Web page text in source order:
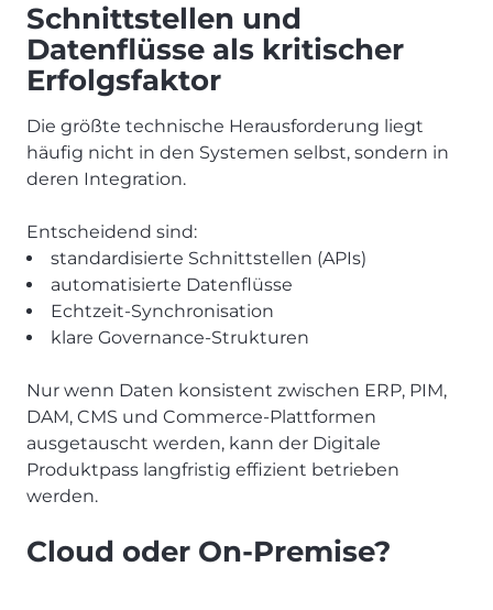
Schnittstellen und
Datenflüsse als kritischer
Erfolgsfaktor
Die größte technische Herausforderung liegt
häufig nicht in den Systemen selbst, sondern in
deren Integration.
Entscheidend sind:
standardisierte Schnittstellen (APIs)
automatisierte Datenflüsse
Echtzeit-Synchronisation
klare Governance-Strukturen
Nur wenn Daten konsistent zwischen ERP, PIM,
DAM, CMS und Commerce-Plattformen
ausgetauscht werden, kann der Digitale
Produktpass langfristig effizient betrieben
werden.
Cloud oder On-Premise?